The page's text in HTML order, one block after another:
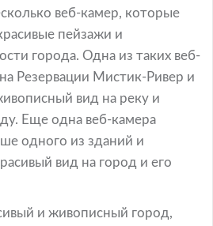
веб-камер, которые
пейзажи и
города. Одна из таких веб-
Резервации Мистик-Ривер и
вид на реку и
Еще одна веб-камера
одного из зданий и
вид на город и его
и живописный город,